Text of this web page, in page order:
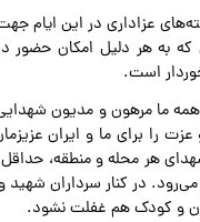
عزاداری در این ایام
که به هر دلیل امکان حضور
است.
ما مرهون و مدیون
را برای ما و ایران
هر محله و منطقه،
در کنار سرداران
و کودک هم غفلت نشود.